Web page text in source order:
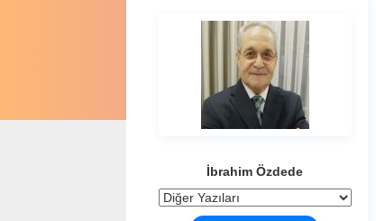
İbrahim Özdede